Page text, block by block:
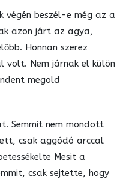
végén beszél-e még az a
azon járt az agya,
Honnan szerez
volt. Nem járnak el külön
megold
Semmit nem mondott
csak aggódó arccal
Mesit a
csak sejtette, hogy